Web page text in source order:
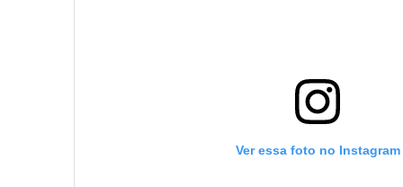
Ver essa foto no Instagram